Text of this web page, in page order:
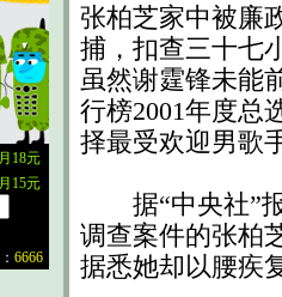
张柏芝家中被廉
捕，扣查三十七
虽然谢霆锋未能
行榜2001年度总
择最受欢迎男歌
据“中央社”报
调查案件的张柏
据悉她却以腰疾